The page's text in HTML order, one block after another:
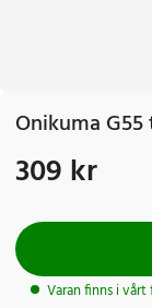
Onikuma
Pris:309 kr
309 kr
Varan finns i vårt